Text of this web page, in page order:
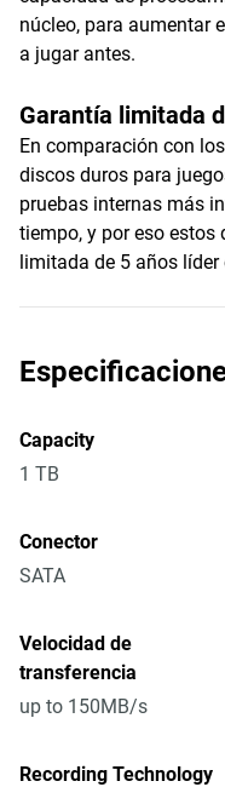
núcleo, para aumentar
a jugar antes.
Garantía limitada
En comparación con
discos duros para
pruebas internas más
tiempo, y por eso
limitada de 5 años líder
Capacity
1 TB
Conector
SATA
Velocidad de
transferencia
up to 150MB/s
Recording Technology